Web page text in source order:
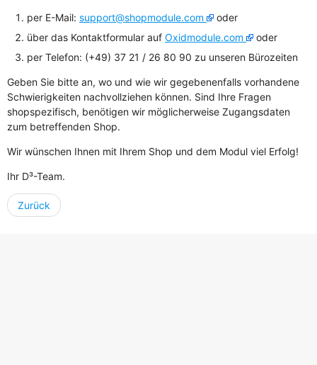
per E-Mail: support@shopmodule.com
oder
über das Kontaktformular auf Oxidmodule.com
oder
per Telefon: (+49) 37 21 / 26 80 90 zu unseren Bürozeiten
Geben Sie bitte an, wo und wie wir gegebenenfalls vorhandene
Schwierigkeiten nachvollziehen können. Sind Ihre Fragen
shopspezifisch, benötigen wir möglicherweise Zugangsdaten
zum betreffenden Shop.
Wir wünschen Ihnen mit Ihrem Shop und dem Modul viel Erfolg!
Ihr D³-Team.
Zurück